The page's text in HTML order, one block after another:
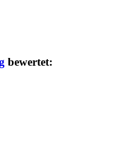
bewertet: